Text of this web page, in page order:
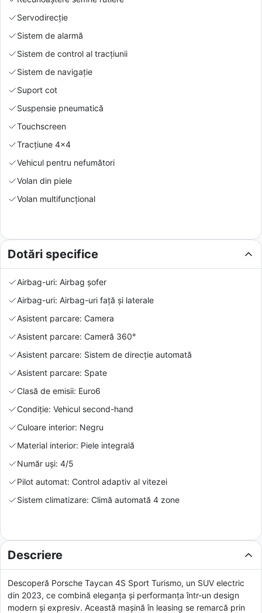
Servodirecție
Sistem de alarmă
Sistem de control al tracțiunii
Sistem de navigație
Suport cot
Suspensie pneumatică
Touchscreen
Tracțiune 4x4
Vehicul pentru nefumători
Volan din piele
Volan multifuncțional
Dotări specifice
Airbag-uri: Airbag șofer
Airbag-uri: Airbag-uri față și laterale
Asistent parcare: Camera
Asistent parcare: Cameră 360°
Asistent parcare: Sistem de direcție automată
Asistent parcare: Spate
Clasă de emisii: Euro6
Condiție: Vehicul second-hand
Culoare interior: Negru
Material interior: Piele integrală
Număr uși: 4/5
Pilot automat: Control adaptiv al vitezei
Sistem climatizare: Climă automată 4 zone
Descriere
Descoperă Porsche Taycan 4S Sport Turismo, un SUV electric
din 2023, ce combină eleganța și performanța într-un design
modern și expresiv. Această mașină în leasing se remarcă prin